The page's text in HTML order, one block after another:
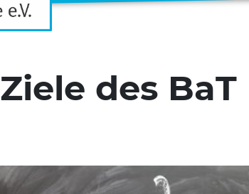
Ziele des BaT